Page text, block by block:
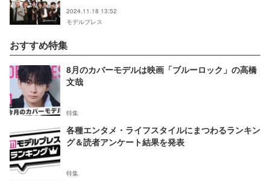
2024.11.18 13:52
モデルプレス
おすすめ特集
8月のカバーモデルは映画「ブルーロック」の高橋
文哉
特集
各種エンタメ・ライフスタイルにまつわるランキン
グ＆読者アンケート結果を発表
特集